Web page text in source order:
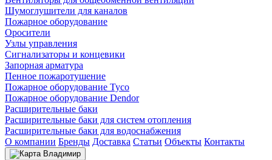
Шумоглушители для каналов
Пожарное оборудование
Оросители
Узлы управления
Сигнализаторы и концевики
Запорная арматура
Пенное пожаротушение
Пожарное оборудование Tyco
Пожарное оборудование Dendor
Расширительные баки
Расширительные баки для систем отопления
Расширительные баки для водоснабжения
О компании Бренды Доставка Статьи Объекты Контакты
Владимир